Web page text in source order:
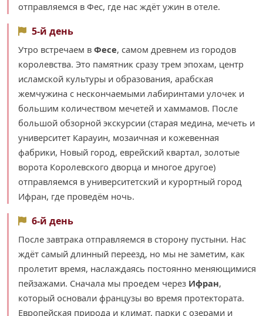
отправляемся в Фес, где нас ждёт ужин в отеле.
5-й день
Утро встречаем в Фесе, самом древнем из городов
королевства. Это памятник сразу трем эпохам, центр
исламской культуры и образования, арабская
жемчужина с нескончаемыми лабиринтами улочек и
большим количеством мечетей и хаммамов. После
большой обзорной экскурсии (старая медина, мечеть и
университет Карауин, мозаичная и кожевенная
фабрики, Новый город, еврейский квартал, золотые
ворота Королевского дворца и многое другое)
отправляемся в университетский и курортный город
Ифран, где проведём ночь.
6-й день
После завтрака отправляемся в сторону пустыни. Нас
ждёт самый длинный переезд, но мы не заметим, как
пролетит время, наслаждаясь постоянно меняющимися
пейзажами. Сначала мы проедем через Ифран,
который основали французы во время протектората.
Европейская природа и климат, парки с озерами и